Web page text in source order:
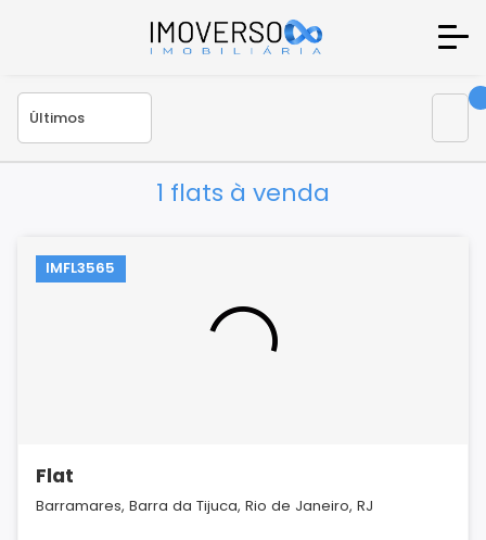
1 flats à venda
IMFL3565
Flat
Barramares, Barra da Tijuca, Rio de Janeiro, RJ